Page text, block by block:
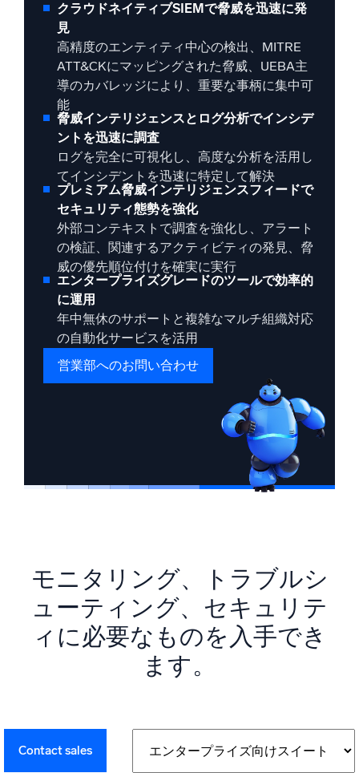
クラウドネイティブSIEMで脅威を迅速に発
見
高精度のエンティティ中心の検出、MITRE
ATT&CKにマッピングされた脅威、UEBA主
導のカバレッジにより、重要な事柄に集中可
能
脅威インテリジェンスとログ分析でインシデ
ントを迅速に調査
ログを完全に可視化し、高度な分析を活用し
てインシデントを迅速に特定して解決
プレミアム脅威インテリジェンスフィードで
セキュリティ態勢を強化
外部コンテキストで調査を強化し、アラート
の検証、関連するアクティビティの発見、脅
威の優先順位付けを確実に実行
エンタープライズグレードのツールで効率的
に運用
年中無休のサポートと複雑なマルチ組織対応
の自動化サービスを活用
営業部へのお問い合わせ
モニタリング、トラブルシ
ューティング、 セキュリテ
ィに必要なものを入手でき
ます。
Contact sales